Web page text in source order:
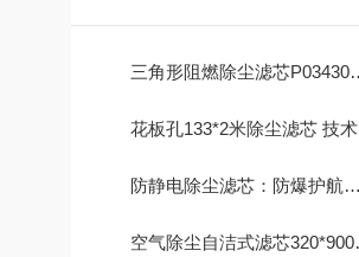
三角形阻燃除尘滤芯P034303 工作原理
花板孔133*2米除尘滤芯 技术参数
防静电除尘滤芯：防爆护航，高效除尘，守护高危工况安全
空气除尘自洁式滤芯320*900mm 性能